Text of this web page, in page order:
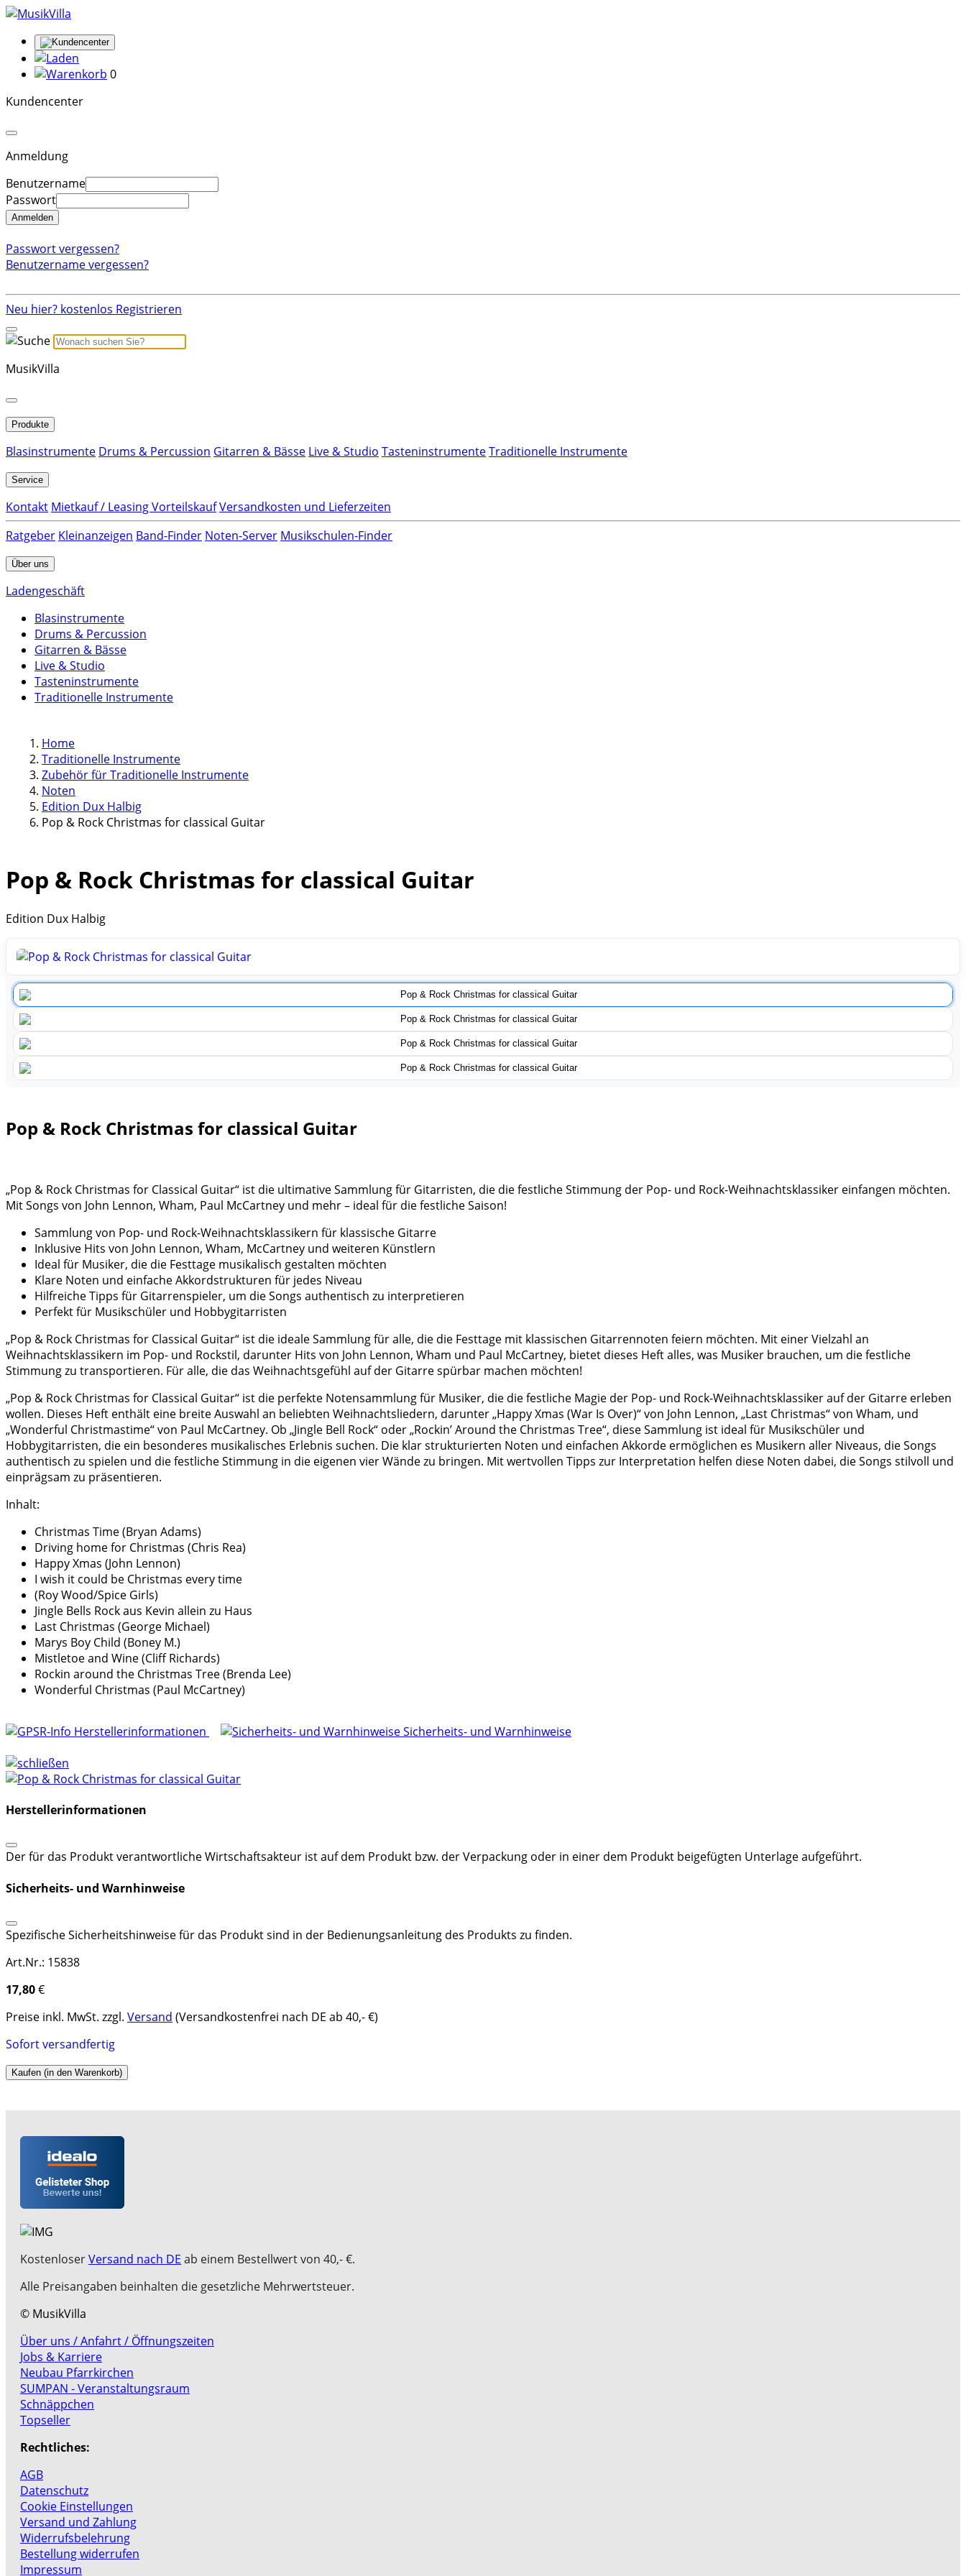
0
Kundencenter
Anmeldung
Benutzername
Passwort
Anmelden
Passwort vergessen?
Benutzername vergessen?
Neu hier? kostenlos Registrieren
MusikVilla
Produkte
Blasinstrumente Drums & Percussion Gitarren & Bässe Live & Studio TasteninstrumenteTraditionelle Instrumente
Service
Kontakt Mietkauf / Leasing VorteilskaufVersandkosten und Lieferzeiten
Ratgeber Kleinanzeigen Band-Finder Noten-Server Musikschulen-Finder
Über uns
Ladengeschäft
Blasinstrumente
Drums & Percussion
Gitarren & Bässe
Live & Studio
Tasteninstrumente
Traditionelle Instrumente
Home
Traditionelle Instrumente
Zubehör für Traditionelle Instrumente
Noten
Edition Dux Halbig
Pop & Rock Christmas for classical Guitar
Pop & Rock Christmas for classical Guitar
Edition Dux Halbig
Pop & Rock Christmas for classical Guitar
„Pop & Rock Christmas for Classical Guitar“ ist die ultimative Sammlung für Gitarristen, die die festliche Stimmung der Pop- und Rock-Weihnachtsklassiker einfangen möchten.
Mit Songs von John Lennon, Wham, Paul McCartney und mehr – ideal für die festliche Saison!
Sammlung von Pop- und Rock-Weihnachtsklassikern für klassische Gitarre
Inklusive Hits von John Lennon, Wham, McCartney und weiteren Künstlern
Ideal für Musiker, die die Festtage musikalisch gestalten möchten
Klare Noten und einfache Akkordstrukturen für jedes Niveau
Hilfreiche Tipps für Gitarrenspieler, um die Songs authentisch zu interpretieren
Perfekt für Musikschüler und Hobbygitarristen
„Pop & Rock Christmas for Classical Guitar“ ist die ideale Sammlung für alle, die die Festtage mit klassischen Gitarrennoten feiern möchten. Mit einer Vielzahl an
Weihnachtsklassikern im Pop- und Rockstil, darunter Hits von John Lennon, Wham und Paul McCartney, bietet dieses Heft alles, was Musiker brauchen, um die festliche
Stimmung zu transportieren. Für alle, die das Weihnachtsgefühl auf der Gitarre spürbar machen möchten!
„Pop & Rock Christmas for Classical Guitar“ ist die perfekte Notensammlung für Musiker, die die festliche Magie der Pop- und Rock-Weihnachtsklassiker auf der Gitarre erleben
wollen. Dieses Heft enthält eine breite Auswahl an beliebten Weihnachtsliedern, darunter „Happy Xmas (War Is Over)“ von John Lennon, „Last Christmas“ von Wham, und
„Wonderful Christmastime“ von Paul McCartney. Ob „Jingle Bell Rock“ oder „Rockin’ Around the Christmas Tree“, diese Sammlung ist ideal für Musikschüler und
Hobbygitarristen, die ein besonderes musikalisches Erlebnis suchen. Die klar strukturierten Noten und einfachen Akkorde ermöglichen es Musikern aller Niveaus, die Songs
authentisch zu spielen und die festliche Stimmung in die eigenen vier Wände zu bringen. Mit wertvollen Tipps zur Interpretation helfen diese Noten dabei, die Songs stilvoll und
einprägsam zu präsentieren.
Inhalt:
Christmas Time (Bryan Adams)
Driving home for Christmas (Chris Rea)
Happy Xmas (John Lennon)
I wish it could be Christmas every time
(Roy Wood/Spice Girls)
Jingle Bells Rock aus Kevin allein zu Haus
Last Christmas (George Michael)
Marys Boy Child (Boney M.)
Mistletoe and Wine (Cliff Richards)
Rockin around the Christmas Tree (Brenda Lee)
Wonderful Christmas (Paul McCartney)
Herstellerinformationen Sicherheits- und Warnhinweise
Herstellerinformationen
Der für das Produkt verantwortliche Wirtschaftsakteur ist auf dem Produkt bzw. der Verpackung oder in einer dem Produkt beigefügten Unterlage aufgeführt.
Sicherheits- und Warnhinweise
Spezifische Sicherheitshinweise für das Produkt sind in der Bedienungsanleitung des Produkts zu finden.
Art.Nr.: 15838
17,80€
Preise inkl. MwSt. zzgl. Versand (Versandkostenfrei nach DE ab 40,- €)
Sofort versandfertig
Kaufen (in den Warenkorb)
KostenloserVersand nach DE ab einem Bestellwert von 40,- €.
Alle Preisangaben beinhalten die gesetzliche Mehrwertsteuer.
© MusikVilla
Über uns / Anfahrt / Öffnungszeiten
Jobs & Karriere
Neubau Pfarrkirchen
SUMPAN - Veranstaltungsraum
Schnäppchen
Topseller
Rechtliches:
AGB
Datenschutz
Cookie Einstellungen
Versand und Zahlung
Widerrufsbelehrung
Bestellung widerrufen
Impressum